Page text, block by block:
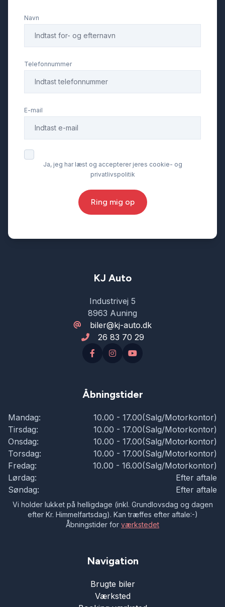
Navn
Telefonnummer
E-mail
Ja, jeg har læst og accepterer jeres cookie- og
privatlivspolitik
Ring mig op
KJ Auto
Industrivej 5
8963 Auning
biler@kj-auto.dk
26 83 70 29
Åbningstider
Mandag:
10.00 - 17.00(Salg/Motorkontor)
Tirsdag:
10.00 - 17.00(Salg/Motorkontor)
Onsdag:
10.00 - 17.00(Salg/Motorkontor)
Torsdag:
10.00 - 17.00(Salg/Motorkontor)
Fredag:
10.00 - 16.00(Salg/Motorkontor)
Lørdag:
Efter aftale
Søndag:
Efter aftale
Vi holder lukket på helligdage (inkl. Grundlovsdag og dagen
efter Kr. Himmelfartsdag). Kan træffes efter aftale:-)
Åbningstider for værkstedet
Navigation
Brugte biler
Værksted